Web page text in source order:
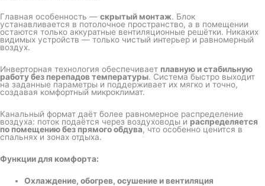
Главная особенность — скрытый монтаж. Блок
устанавливается в потолочное пространство, а в помещении
остаются только аккуратные вентиляционные решётки. Никаких
видимых устройств — только чистый интерьер и равномерный
воздух.
Инверторная технология обеспечивает плавную и стабильную
работу без перепадов температуры. Система быстро выходит
на заданные параметры и поддерживает их мягко и точно,
создавая комфортный микроклимат.
Канальный формат даёт более равномерное распределение
воздуха: поток подаётся через воздуховоды и распределяется
по помещению без прямого обдува, что особенно ценится в
спальнях и зонах отдыха.
Функции для комфорта:
Охлаждение, обогрев, осушение и вентиляция